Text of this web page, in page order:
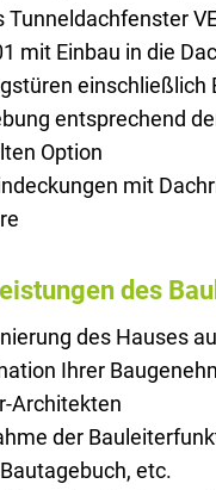
Tunneldachfenster
mit Einbau in die
einschließlich
entsprechend
Option
mit
des
des Hauses
Ihrer
Architekten
der
etc.